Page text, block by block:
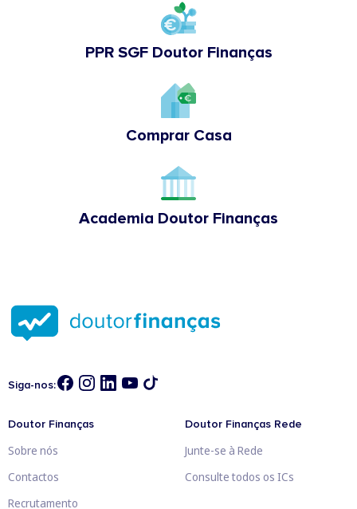
PPR SGF Doutor Finanças
Comprar Casa
Academia Doutor Finanças
Siga-nos:
Doutor Finanças
Sobre nós
Contactos
Recrutamento
Doutor Finanças Rede
Junte-se à Rede
Consulte todos os ICs